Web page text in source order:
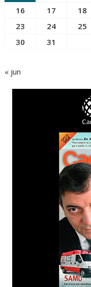
16
17 18
23
24 25
30
31
« jun